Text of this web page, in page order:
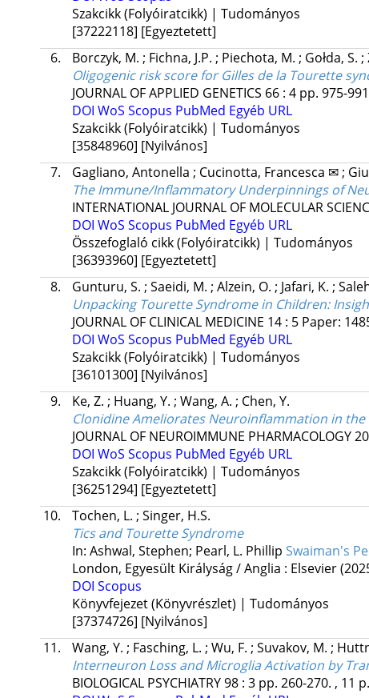
Szakcikk (Folyóiratcikk) | Tudományos
[37222118] [Egyeztetett]
6.
Borczyk, M. ; Fichna, J.P. ; Piechota, M. ; Gołda, S. ;
Oligogenic risk score for Gilles de la Tourette
JOURNAL OF APPLIED GENETICS 66: 4 pp. 975-
DOI WoS Scopus PubMed Egyéb URL
Szakcikk (Folyóiratcikk) | Tudományos
[35848960] [Nyilvános]
7.
Gagliano, Antonella ; Cucinotta, Francesca ✉;
The Immune/Inflammatory Underpinnings of
INTERNATIONAL JOURNAL OF MOLECULAR
DOI WoS Scopus PubMed Egyéb URL
Összefoglaló cikk (Folyóiratcikk) | Tudományos
[36393960] [Egyeztetett]
8.
Gunturu, S. ; Saeidi, M. ; Alzein, O. ; Jafari, K. ;
Unpacking Tourette Syndrome in Children:
JOURNAL OF CLINICAL MEDICINE 14: 5 Paper:
DOI WoS Scopus PubMed Egyéb URL
Szakcikk (Folyóiratcikk) | Tudományos
[36101300] [Nyilvános]
9.
Ke, Z. ; Huang, Y. ; Wang, A. ; Chen, Y.
Clonidine Ameliorates Neuroinflammation in
JOURNAL OF NEUROIMMUNE PHARMACOLOGY20
DOI WoS Scopus PubMed Egyéb URL
Szakcikk (Folyóiratcikk) | Tudományos
[36251294] [Egyeztetett]
10.
Tochen, L. ; Singer, H.S.
Tics and Tourette Syndrome
In: Ashwal, Stephen; Pearl, L. Phillip Swaiman's
London, Egyesült Királyság / Anglia : Elsevier
DOI Scopus
Könyvfejezet (Könyvrészlet) | Tudományos
[37374726] [Nyilvános]
11.
Wang, Y. ; Fasching, L. ; Wu, F. ; Suvakov, M. ;
Interneuron Loss and Microglia Activation by
BIOLOGICAL PSYCHIATRY98: 3 pp. 260-270. , 11 p.